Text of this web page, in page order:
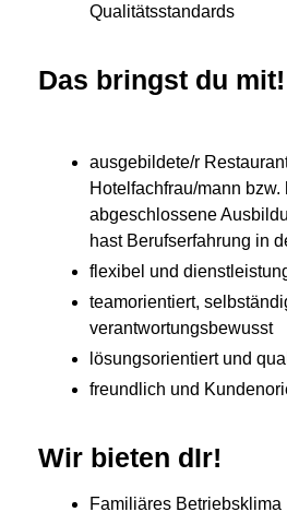
Qualitätsstandards
Das bringst du mit!
ausgebildete/r
Hotelfachfrau/mann bzw.
abgeschlossene
hast Berufserfahrung in
flexibel und
teamorientiert,
verantwortungsbewusst
lösungsorientiert und
freundlich und
Wir bieten dIr!
Familiäres Betriebsklima